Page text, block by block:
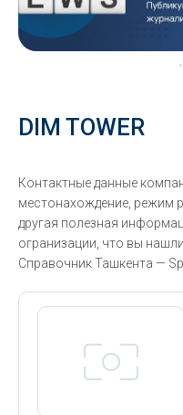
DIM TOWER
Контактные данные
местонахождение, режим
другая полезная
огранизации, что вы
Справочник Ташкента —